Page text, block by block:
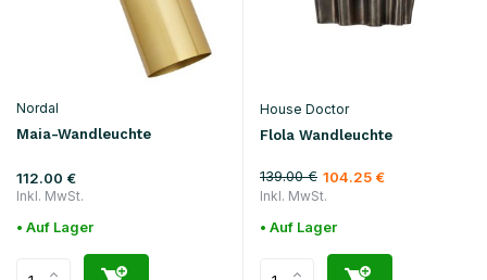
Nordal
Maia-Wandleuchte
112.00 €
Inkl. MwSt.
• Auf Lager
House Doctor
Flola Wandleuchte
139.00 € 104.25 €
Inkl. MwSt.
• Auf Lager